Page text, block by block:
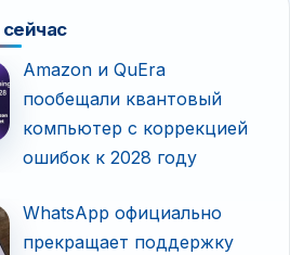
Amazon и QuEra
пообещали квантовый
компьютер с коррекцией
ошибок к 2028 году
WhatsApp официально
прекращает поддержку